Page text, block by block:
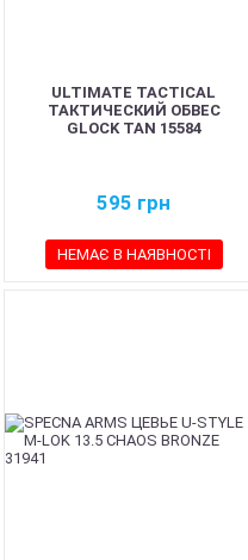
ULTIMATE TACTICAL
ТАКТИЧЕСКИЙ ОБВЕС
GLOCK TAN 15584
595 грн
НЕМАЄ В НАЯВНОСТІ